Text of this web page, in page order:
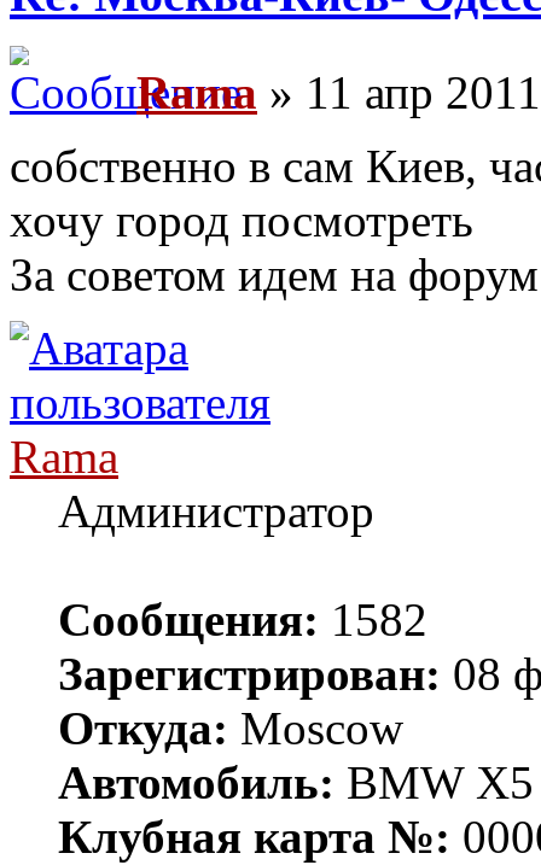
Rama » 11 апр
собственно в сам Киев,
хочу город посмотреть
За советом идем на
Rama
Администратор
Сообщения: 1582
Зарегистрирован: 08
Откуда: Moscow
Автомобиль: BMW X5
Клубная карта №: